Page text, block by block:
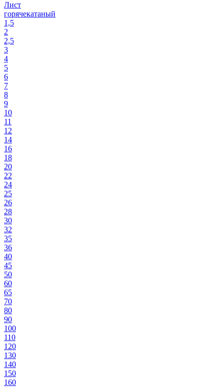
Лист
горячекатаный
1,5
2
2,5
3
4
5
6
7
8
9
10
11
12
14
16
18
20
22
24
25
26
28
30
32
35
36
40
45
50
60
65
70
80
90
100
110
120
130
140
150
160